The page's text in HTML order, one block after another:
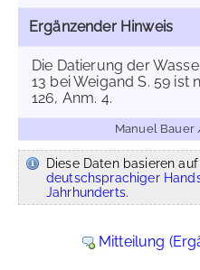
Ergänzender Hinweis
Die Datierung der
13 bei Weigand S. 59 ist
126, Anm. 4.
Manuel Bauer
Diese Daten basieren
deutschsprachiger
Jahrhunderts.
Mitteilung